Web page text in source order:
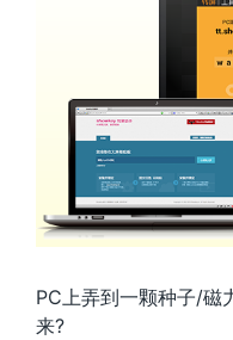
PC上弄到一颗种子/磁
来?